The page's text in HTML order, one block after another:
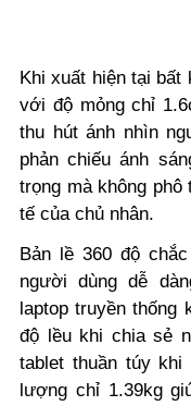
Khi xuất hiện tại bất
với độ mỏng chỉ
thu hút ánh nhìn
phản chiếu ánh
trọng mà không
tế của chủ nhân.
Bản lề 360 độ
người dùng dễ
laptop truyền
độ lều khi chia sẻ
tablet thuần túy
lượng chỉ 1.39kg